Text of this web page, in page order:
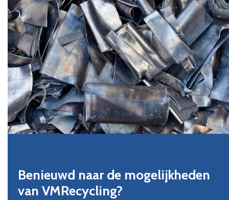
Benieuwd naar de mogelijkheden
van VMRecycling?